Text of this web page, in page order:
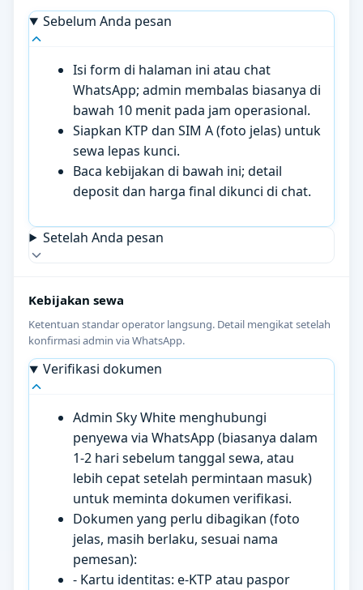
Sebelum Anda pesan
Isi form di halaman ini atau chat
WhatsApp; admin membalas biasanya di
bawah 10 menit pada jam operasional.
Siapkan KTP dan SIM A (foto jelas) untuk
sewa lepas kunci.
Baca kebijakan di bawah ini; detail
deposit dan harga final dikunci di chat.
Setelah Anda pesan
Kebijakan sewa
Ketentuan standar operator langsung. Detail mengikat setelah
konfirmasi admin via WhatsApp.
Verifikasi dokumen
Admin Sky White menghubungi
penyewa via WhatsApp (biasanya dalam
1-2 hari sebelum tanggal sewa, atau
lebih cepat setelah permintaan masuk)
untuk meminta dokumen verifikasi.
Dokumen yang perlu dibagikan (foto
jelas, masih berlaku, sesuai nama
pemesan):
- Kartu identitas: e-KTP atau paspor